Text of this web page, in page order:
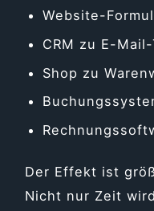
Website-
CRM zu E-
Shop zu
Der Effekt ist
Nicht nur Zeit